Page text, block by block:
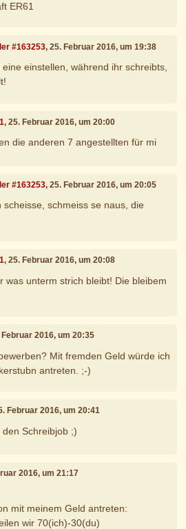
ER61
#163253, 25. Februar 2016, um 19:38
eine einstellen, während ihr schreibts,
, 25. Februar 2016, um 20:00
die anderen 7 angestellten für mi
#163253, 25. Februar 2016, um 20:05
scheisse, schmeiss se naus, die
, 25. Februar 2016, um 20:08
was unterm strich bleibt! Die bleibem
Februar 2016, um 20:35
Mit fremden Geld würde ich
antreten. ;-)
Februar 2016, um 20:41
den Schreibjob ;)
2016, um 21:17
mit meinem Geld antreten:
wir 70(ich)-30(du)